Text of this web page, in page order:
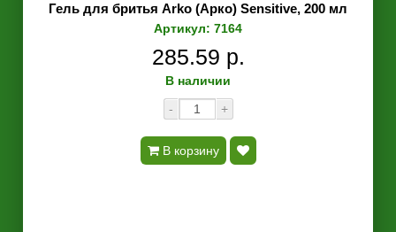
Гель для бритья Arko (Арко) Sensitive, 200 мл
Артикул: 7164
285.59 р.
В наличии
-
+
В корзину